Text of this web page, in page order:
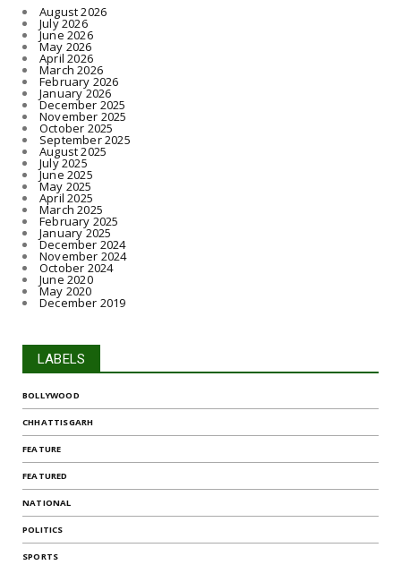
August 2026
July 2026
June 2026
May 2026
April 2026
March 2026
February 2026
January 2026
December 2025
November 2025
October 2025
September 2025
August 2025
July 2025
June 2025
May 2025
April 2025
March 2025
February 2025
January 2025
December 2024
November 2024
October 2024
June 2020
May 2020
December 2019
LABELS
BOLLYWOOD
CHHATTISGARH
FEATURE
FEATURED
NATIONAL
POLITICS
SPORTS